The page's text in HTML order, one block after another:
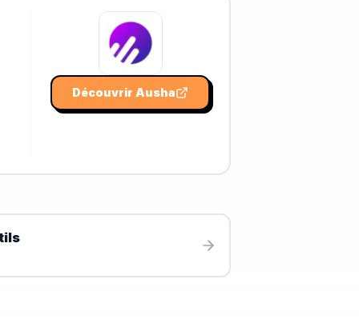
Découvrir Ausha